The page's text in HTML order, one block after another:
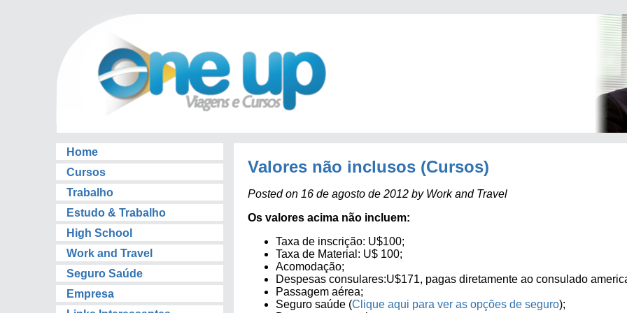
Home
Cursos
Trabalho
Estudo & Trabalho
High School
Work and Travel
Seguro Saúde
Empresa
Valores não inclusos (Cursos)
Posted on 16 de agosto de 2012 by Work and Travel
Os valores acima não incluem:
Taxa de inscrição: U$100;
Taxa de Material: U$ 100;
Acomodação;
Despesas consulares:U$171, pagas diretamente ao consulado
Passagem aérea;
Seguro saúde (Clique aqui para ver as opções de seguro);